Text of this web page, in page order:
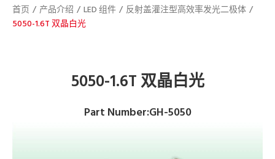
首页 产品介绍 LED 组件
反射盖灌注型高效率发光二极体
5050-1.6T 双晶白光
5050-1.6T 双晶白光
Part Number:GH-5050